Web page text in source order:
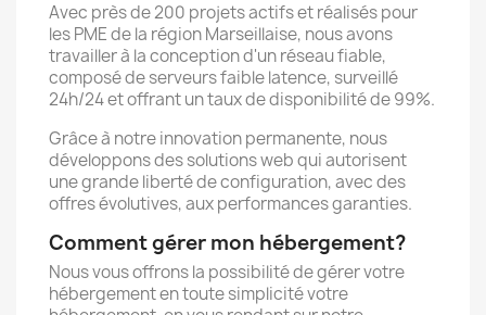
Avec près de 200 projets actifs et réalisés pour
les PME de la région Marseillaise, nous avons
travailler à la conception d'un réseau fiable,
composé de serveurs faible latence, surveillé
24h/24 et offrant un taux de disponibilité de 99%.
Grâce à notre innovation permanente, nous
développons des solutions web qui autorisent
une grande liberté de configuration, avec des
offres évolutives, aux performances garanties.
Comment gérer mon hébergement?
Nous vous offrons la possibilité de gérer votre
hébergement en toute simplicité votre